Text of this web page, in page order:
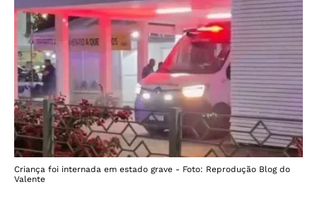
Criança foi internada em estado grave - Foto: Reprodução Blog do
Valente